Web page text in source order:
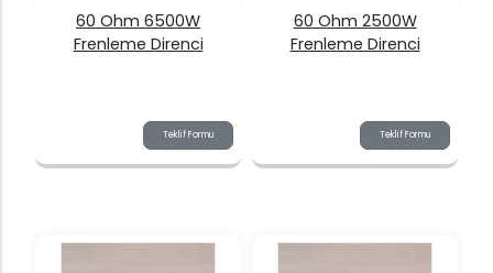
Teklif Formu
60 Ohm 6500W
Frenleme Direnci
Teklif Formu
60 Ohm 2500W
Frenleme Direnci